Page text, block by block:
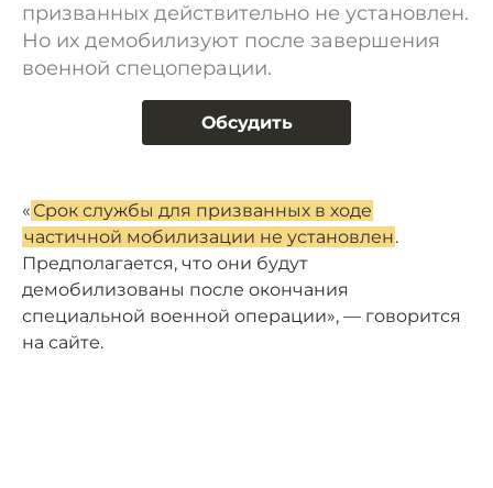
призванных действительно не установлен.
Но их демобилизуют после завершения
военной спецоперации.
Обсудить
« Срок службы для призванных в ходе
частичной мобилизации не установлен.
Предполагается, что они будут
демобилизованы после окончания
специальной военной операции», — говорится
на сайте.